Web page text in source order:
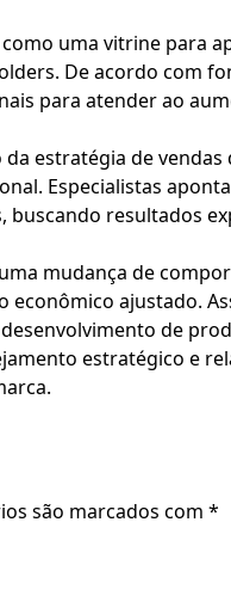
uma vitrine para
De acordo com
para atender ao
estratégia de
Especialistas
resultados
mudança de
ajustado.
de
estratégico e
são marcados com *